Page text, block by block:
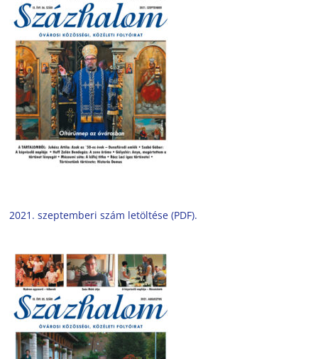
2021. szeptemberi szám letöltése (PDF).